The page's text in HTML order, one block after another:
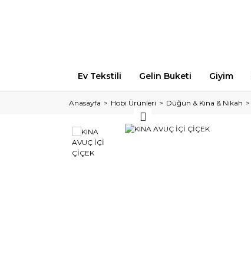
Ev Tekstili Gelin Buketi Giyim
Anasayfa Hobi Ürünleri Düğün & Kına & Nikah